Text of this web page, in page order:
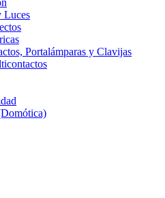
Luces
Portalámparas y Clavijas